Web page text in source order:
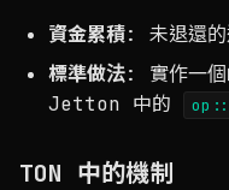
資金累積: 未退還
標準做法: 實作一個
Jetton 中的
TON 中的機制